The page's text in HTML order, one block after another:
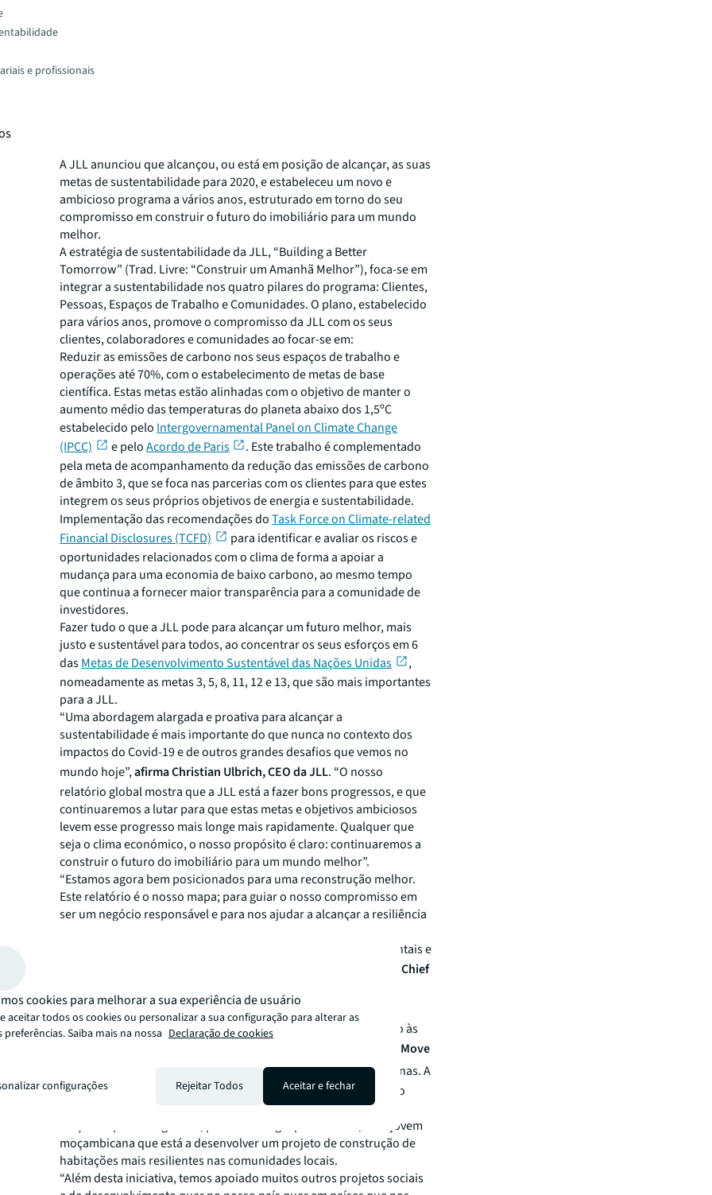
e profissionais
A JLL anunciou que alcançou, ou está em posição de alcançar, as suas
metas de sustentabilidade para 2020, e estabeleceu um novo e
ambicioso programa a vários anos, estruturado em torno do seu
compromisso em construir o futuro do imobiliário para um mundo
melhor.
A estratégia de sustentabilidade da JLL, “Building a Better
Tomorrow” (Trad. Livre: “Construir um Amanhã Melhor”), foca-se em
integrar a sustentabilidade nos quatro pilares do programa: Clientes,
Pessoas, Espaços de Trabalho e Comunidades. O plano, estabelecido
para vários anos, promove o compromisso da JLL com os seus
clientes, colaboradores e comunidades ao focar-se em:
Reduzir as emissões de carbono nos seus espaços de trabalho e
operações até 70%, com o estabelecimento de metas de base
científica. Estas metas estão alinhadas com o objetivo de manter o
aumento médio das temperaturas do planeta abaixo dos 1,5ºC
estabelecido pelo Intergovernamental Panel on Climate Change
(IPCC)
e peloAcordo de Paris
. Este trabalho é complementado
pela meta de acompanhamento da redução das emissões de carbono
de âmbito 3, que se foca nas parcerias com os clientes para que estes
integrem os seus próprios objetivos de energia e sustentabilidade.
Implementação das recomendações doTask Force on Climate-related
Financial Disclosures (TCFD)
para identificar e avaliar os riscos e
oportunidades relacionados com o clima de forma a apoiar a
mudança para uma economia de baixo carbono, ao mesmo tempo
que continua a fornecer maior transparência para a comunidade de
investidores.
Fazer tudo o que a JLL pode para alcançar um futuro melhor, mais
justo e sustentável para todos, ao concentrar os seus esforços em 6
dasMetas de Desenvolvimento Sustentável das Nações Unidas
,
nomeadamente as metas 3, 5, 8, 11, 12 e 13, que são mais importantes
para a JLL.
“Uma abordagem alargada e proativa para alcançar a
sustentabilidade é mais importante do que nunca no contexto dos
impactos do Covid-19 e de outros grandes desafios que vemos no
mundo hoje”,afirma Christian Ulbrich, CEO da JLL. “O nosso
relatório global mostra que a JLL está a fazer bons progressos, e que
continuaremos a lutar para que estas metas e objetivos ambiciosos
levem esse progresso mais longe mais rapidamente. Qualquer que
seja o clima económico, o nosso propósito é claro: continuaremos a
construir o futuro do imobiliário para um mundo melhor”.
“Estamos agora bem posicionados para uma reconstrução melhor.
Este relatório é o nosso mapa; para guiar o nosso compromisso em
ser um negócio responsável e para nos ajudar a alcançar a resiliência
necessitaremos para ir ao encontro dos desafios sociais, ambientais e
acrescenta Richard Batten, Chief
Global Sustainability Officer da JLL.
A JLL Portugal merece destaque no relatório global de
sustentabilidade da empresa pelo seu trabalho no pilar de apoio às
Girl Move
, que visa empoderar as mulheres e jovens moçambicanas. A
consultora estabeleceu uma parceria com esta iniciativa, doando
bolsas escolares de um ano para mais de 300 crianças de
Moçambique e integrando, para um estágio profissional, uma jovem
moçambicana que está a desenvolver um projeto de construção de
habitações mais resilientes nas comunidades locais.
“Além desta iniciativa, temos apoiado muitos outros projetos sociais
cookies para melhorar a sua experiência de usuário
aceitar todos os cookies ou personalizar a sua configuração para alterar as
preferências. Saiba mais na nossa Declaração de cookies
configurações Rejeitar Todos Aceitar e fechar